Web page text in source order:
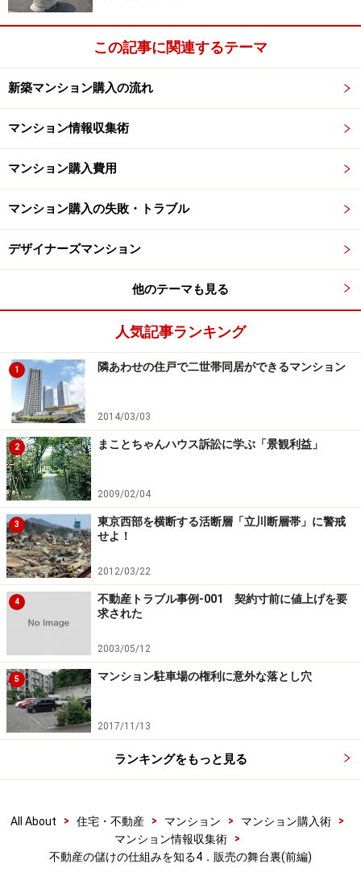
この記事に関連するテーマ
新築マンション購入の流れ
マンション情報収集術
マンション購入費用
マンション購入の失敗・トラブル
デザイナーズマンション
他のテーマも見る
人気記事ランキング
1 隣あわせの住戸で二世帯同居ができるマンション
2014/03/03
2 まことちゃんハウス訴訟に学ぶ「景観利益」
2009/02/04
3
東京西部を横断する活断層「立川断層帯」に警戒
せよ！
2012/03/22
4
不動産トラブル事例-001 契約寸前に値上げを要
求された
2003/05/12
5 マンション駐車場の権利に意外な落とし穴
2017/11/13
ランキングをもっと見る
All About > 住宅・不動産 > マンション > マンション購入術
>
マンション情報収集術
>
不動産の儲けの仕組みを知る4．販売の舞台裏(前編)